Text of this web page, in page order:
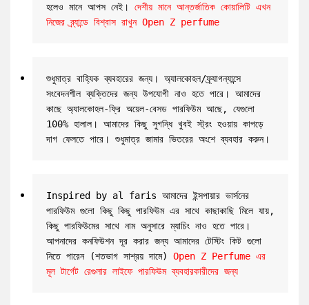
হলেও মানে আপস নেই। দেশীয় মানে আন্তর্জাতিক কোয়ালিটি এখন
নিজের ব্র্যান্ডে বিশ্বাস রাখুন Open Z perfume
শুধুমাত্র বাহ্যিক ব্যবহারের জন্য। অ্যালকোহল/ফ্র্যাগন্যান্সে
সংবেদনশীল ব্যক্তিদের জন্য উপযোগী নাও হতে পারে। আমাদের
কাছে অ্যালকোহল-ফ্রি অয়েল-বেসড পারফিউম আছে, যেগুলো
100% হালাল। আমাদের কিছু সুগন্ধি খুবই স্ট্রং হওয়ায় কাপড়ে
দাগ ফেলতে পারে। শুধুমাত্র জামার ভিতরের অংশে ব্যবহার করুন।
Inspired by al faris আমাদের ইন্সপায়ার ভার্সনের
পারফিউম গুলো কিছু কিছু পারফিউম এর সাথে কাছাকাছি মিলে যায়,
কিছু পারফিউমের সাথে নাম অনুসারে ম্যাচিং নাও হতে পারে।
আপনাদের কনফিউশন দূর করার জন্য আমাদের টেস্টিং কিট গুলো
নিতে পারেন (শতভাগ সাশ্রয় দামে) Open Z Perfume এর
মূল টার্গেট রেগুলার লাইফে পারফিউম ব্যবহারকারীদের জন্য